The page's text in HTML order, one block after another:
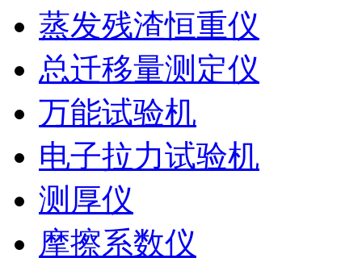
蒸发残渣恒重仪
总迁移量测定仪
万能试验机
电子拉力试验机
测厚仪
摩擦系数仪